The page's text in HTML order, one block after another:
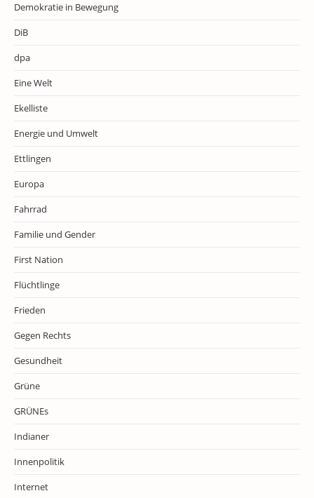
Demokratie in Bewegung
DiB
dpa
Eine Welt
Ekelliste
Energie und Umwelt
Ettlingen
Europa
Fahrrad
Familie und Gender
First Nation
Flüchtlinge
Frieden
Gegen Rechts
Gesundheit
Grüne
GRÜNEs
Indianer
Innenpolitik
Internet